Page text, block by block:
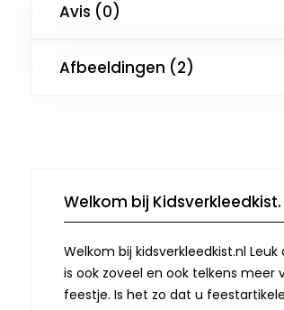
Avis (0)
Afbeeldingen (2)
Welkom bij Kidsverkleedkist.
Welkom bij kidsverkleedkist.nl
is ook zoveel en ook telkens
feestje. Is het zo dat u